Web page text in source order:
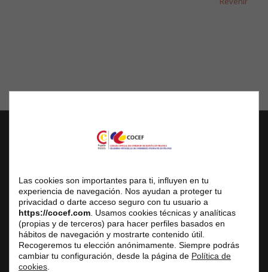
Sede Social
3 avenue de l’Opéra, 75001 Paris
Centro de Negocios
Atención al público únicamente con cita previa
Tel. fijo: +33 (0) 1 42 61 33 10
E-mail: service.commercial@cocef.com
Las cookies son importantes para ti, influyen en tu
experiencia de navegación. Nos ayudan a proteger tu
privacidad o darte acceso seguro con tu usuario a
https://cocef.com . Usamos cookies técnicas y analíticas
(propias y de terceros) para hacer perfiles basados en
hábitos de navegación y mostrarte contenido útil.
Recogeremos tu elección anónimamente. Siempre podrás
cambiar tu configuración, desde la página de Política de
cookies